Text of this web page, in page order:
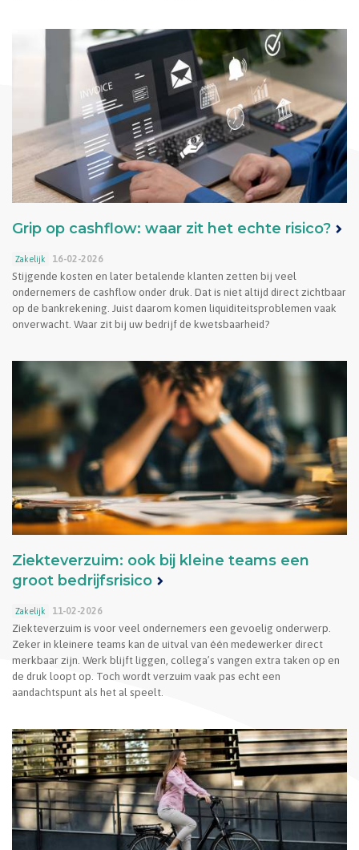
Grip op cashflow: waar zit het echte risico?
Zakelijk 16-02-2026
Stijgende kosten en later betalende klanten zetten bij veel
ondernemers de cashflow onder druk. Dat is niet altijd direct zichtbaar
op de bankrekening. Juist daarom komen liquiditeitsproblemen vaak
onverwacht. Waar zit bij uw bedrijf de kwetsbaarheid?
Ziekteverzuim: ook bij kleine teams een
groot bedrijfsrisico
Zakelijk 11-02-2026
Ziekteverzuim is voor veel ondernemers een gevoelig onderwerp.
Zeker in kleinere teams kan de uitval van één medewerker direct
merkbaar zijn. Werk blijft liggen, collega’s vangen extra taken op en
de druk loopt op. Toch wordt verzuim vaak pas echt een
aandachtspunt als het al speelt.